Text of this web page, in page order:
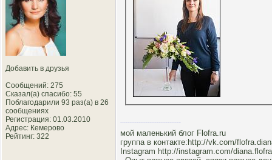
Добавить в друзья
Сообщений: 275
Сказал(а) спасибо: 55
Поблагодарили 93 раз(а) в 26
сообщениях
Регистрация: 01.03.2010
Адрес: Кемерово
Рейтинг: 322 мой маленький блог Flofra.ru
группа в контакте:http://vk.com/
Instagram http://instagram.com/